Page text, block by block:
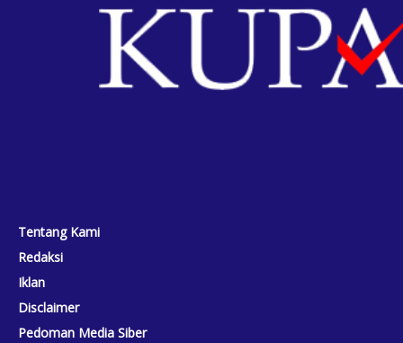
Tentang Kami
Redaksi
Iklan
Disclaimer
Pedoman Media Siber